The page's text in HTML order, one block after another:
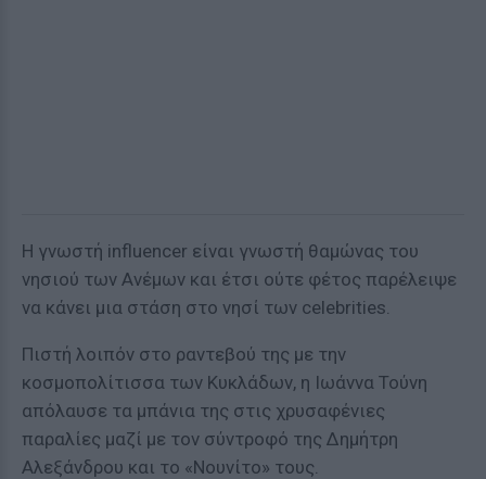
Η γνωστή influencer είναι γνωστή θαμώνας του
νησιού των Ανέμων και έτσι ούτε φέτος παρέλειψε
να κάνει μια στάση στο νησί των celebrities.
Πιστή λοιπόν στο ραντεβού της με την
κοσμοπολίτισσα των Κυκλάδων, η Ιωάννα Τούνη
απόλαυσε τα μπάνια της στις χρυσαφένιες
παραλίες μαζί με τον σύντροφό της Δημήτρη
Αλεξάνδρου και το «Νουνίτο» τους.